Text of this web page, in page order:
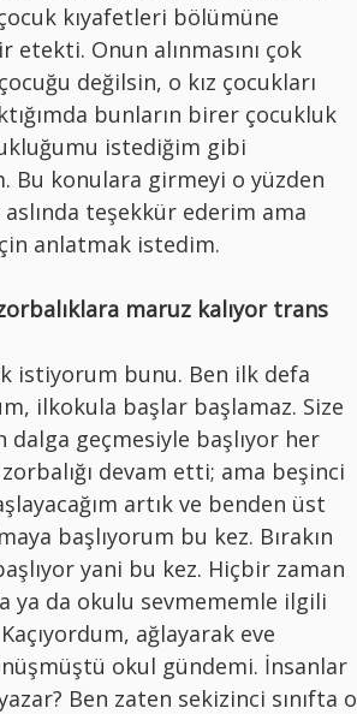
kıyafetleri bölümüne
etekti. Onun alınmasını çok
değilsin, o kız çocukları
bunların birer çocukluk
istediğim gibi
Bu konulara girmeyi o yüzden
teşekkür ederim ama
anlatmak istedim.
maruz kalıyor trans
istiyorum bunu. Ben ilk defa
ilkokula başlar başlamaz. Size
geçmesiyle başlıyor her
devam etti; ama beşinci
artık ve benden üst
başlıyorum bu kez. Bırakın
yani bu kez. Hiçbir zaman
ya da okulu sevmememle ilgili
ağlayarak eve
okul gündemi. İnsanlar
Ben zaten sekizinci sınıfta o